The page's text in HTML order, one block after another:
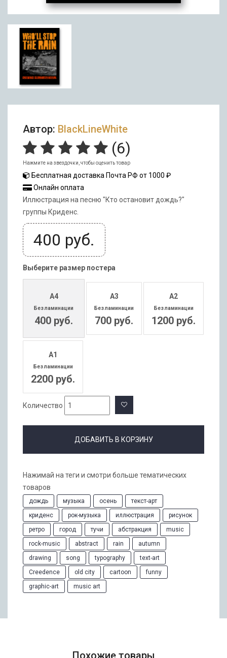
Автор: BlackLineWhite
(6)
Нажмите на звездочки, чтобы оценить товар
Бесплатная доставка Почта РФ от 1000 ₽
Онлайн оплата
Иллюстрация на песню "Кто остановит дождь?"
группы Криденс.
400 руб.
Выберите размер постера
А4
Без ламинации
400 руб.
А3
Без ламинации
700 руб.
А2
Без ламинации
1200 руб.
А1
Без ламинации
2200 руб.
Количество
ДОБАВИТЬ В КОРЗИНУ
Нажимай на теги и смотри больше тематических
товаров
дождь музыка осень
текст-арт
криденс
рок-музыка иллюстрация
рисунок
ретро
город тучи абстракция
music
rock-music
abstract rain
autumn
drawing
song typography
text-art
Creedence
old city cartoon
funny
graphic-art
music art
Похожие товары